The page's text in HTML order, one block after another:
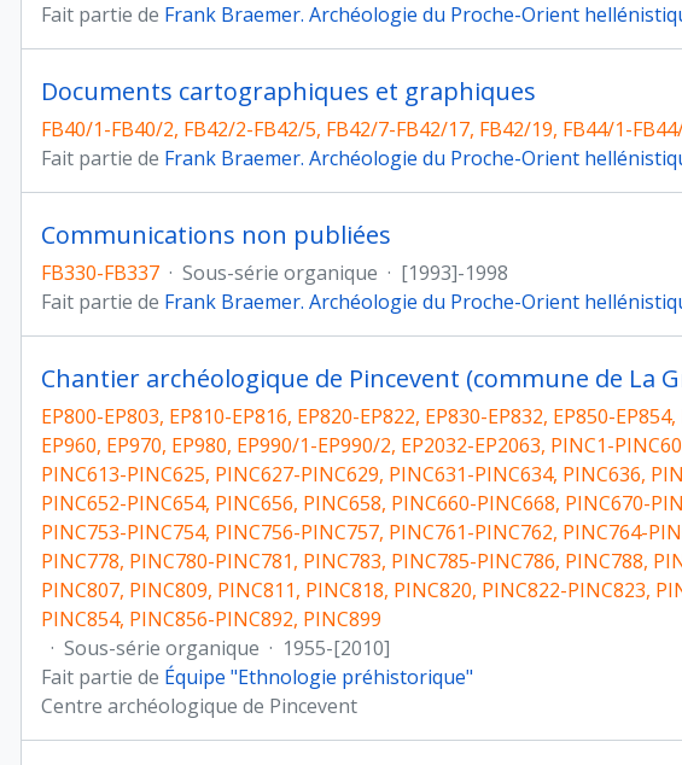
Fait partie de Frank Braemer. Archéologie du Proche-Orient
Documents cartographiques et graphiques
FB40/1-FB40/2, FB42/2-FB42/5, FB42/7-FB42/17, FB42/19, FB44/1-
Fait partie de Frank Braemer. Archéologie du Proche-Orient
Communications non publiées
FB330-FB337 · Sous-série organique · [1993]-1998
Fait partie de Frank Braemer. Archéologie du Proche-Orient
Chantier archéologique de Pincevent (commune de La
EP800-EP803, EP810-EP816, EP820-EP822, EP830-EP832, EP850-
EP960, EP970, EP980, EP990/1-EP990/2, EP2032-EP2063, PINC1-
PINC613-PINC625, PINC627-PINC629, PINC631-PINC634, PINC636,
PINC652-PINC654, PINC656, PINC658, PINC660-PINC668, PINC670-
PINC753-PINC754, PINC756-PINC757, PINC761-PINC762, PINC764-
PINC778, PINC780-PINC781, PINC783, PINC785-PINC786, PINC788,
PINC807, PINC809, PINC811, PINC818, PINC820, PINC822-PINC823,
PINC854, PINC856-PINC892, PINC899
· Sous-série organique · 1955-[2010]
Fait partie de Équipe "Ethnologie préhistorique"
Centre archéologique de Pincevent